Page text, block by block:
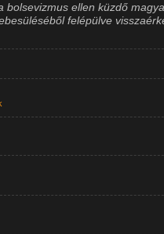
bolsevizmus ellen küzdő
felépülve